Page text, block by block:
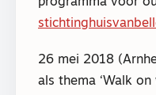
26 mei 2018
als thema ‘Walk on